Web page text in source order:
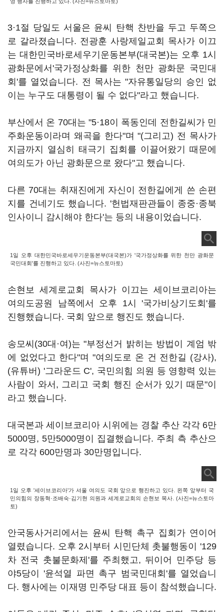
3·1절 당일도 서울은 윤씨 탄핵 찬반을 두고 두쪽으
로 갈라졌습니다. 전광훈 사랑제일교회 목사가 이끄
는 대한민국바로세우기운동본부(대국본)는 오후 1시
광화문에서'국가정상화를 위한 천만 광화문 국민대
회'를 열었습니다. 전 목사는 "자유통일당의 승인 없
이는 누구도 대통령이 될 수 없다"라고 했습니다.
부산에서 온 70대는 "5·18이 폭동인데 전한길씨가 민
주화운동이라며 왜곡을 한다"며 "(그리고) 전 목사가
지금까지 열심히 태극기 집회를 이끌어왔기 때문에
여의도가 아닌 광화문으로 왔다"고 했습니다.
다른 70대는 취재진에게 자신이 전한길에게 쓴 손편
지를 건네기도 했습니다. '헌법재판관들이 종중·종북
인사이니 감시해야 한다'는 등의 내용이었습니다.
1일 오후 대한민국바로세우기운동본부(대국본)가 '국가정상화를 위한 천만 광화문
국민대회'를 진행하고 있다. (사진=뉴스토마토)
손현보 세계로교회 목사가 이끄는 세이브코리아는
여의도공원 남쪽에서 오후 1시 '국가비상기도회'를
진행했습니다. 국회 앞으로 행진도 했습니다.
송모씨(30대·여)는 "부정선거 밝히는 방법이 계엄 밖
에 없었다고 한다"며 "여의도로 온 건 전한길 (강사),
(유튜버) '그라운드 C', 국민의힘 의원 등 영향력 있는
사람이 와서, 그리고 국회 행진 순서가 있기 때문"이
라고 했습니다.
대국본과 세이브코리아 시위에는 경찰 추산 각각 6만
5000명, 5만5000명이 집결했습니다. 주최 측 추산으
로 각각 600만명과 30만명입니다.
1일 오후 '세이브코리아'가 셔울 여의도 국회 앞으로 행진하고 있다. 왼쪽 앞부터 국
민의힘의 장동혁·조배숙·김기현 의원과 세계로교회의 손현보 목사. (사진=뉴스토마
토)
안국동사거리에서는 윤씨 탄핵 촉구 집회가 연이어
열렸습니다. 오후 2시부터 시민단체 촛불행동이 '129
차 전국 촛불문화제'를 주최했고, 뒤이어 민주당 등
야5당이 '윤석열 파면 촉구 범국민대회'를 열었습니
다. 행사에는 이재명 민주당 대표 등이 참석했습니다.